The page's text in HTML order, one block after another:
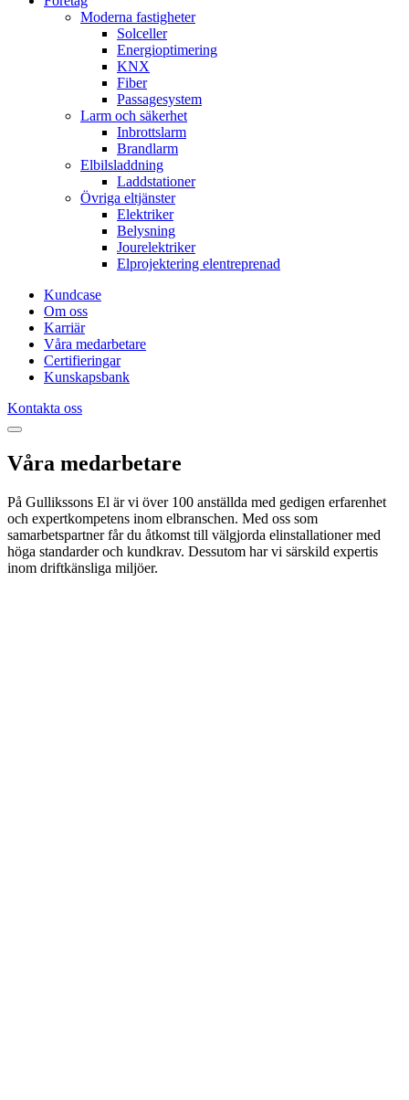
Moderna fastigheter
Solceller
Energioptimering
KNX
Fiber
Passagesystem
Larm och säkerhet
Inbrottslarm
Brandlarm
Elbilsladdning
Laddstationer
Övriga eltjänster
Elektriker
Belysning
Jourelektriker
Elprojektering elentreprenad
Kundcase
Om oss
Karriär
Våra medarbetare
Certifieringar
Kunskapsbank
Kontakta oss
Våra medarbetare
På Gullikssons El är vi över 100 anställda med gedigen erfarenhet
och expertkompetens inom elbranschen. Med oss som
samarbetspartner får du åtkomst till välgjorda elinstallationer med
höga standarder och kundkrav. Dessutom har vi särskild expertis
inom driftkänsliga miljöer.